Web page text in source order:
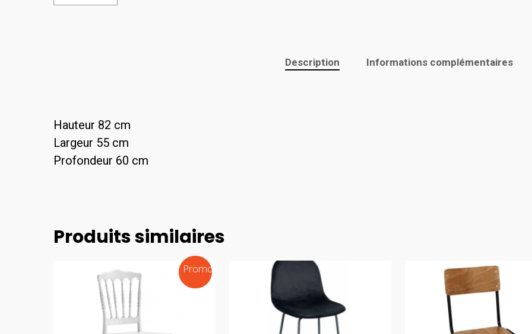
Description Informations complémentaires
Hauteur 82 cm
Largeur 55 cm
Profondeur 60 cm
Produits similaires
Promo !